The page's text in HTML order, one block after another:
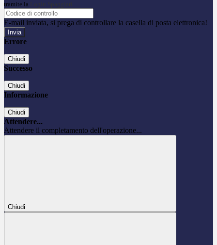
tramite la Login Spaggiari
E-mail inviata, si prega di controllare la casella di posta elettronica!
Errore
Chiudi
Successo
Chiudi
Informazione
Chiudi
Attendere...
Attendere il completamento dell'operazione...
Chiudi